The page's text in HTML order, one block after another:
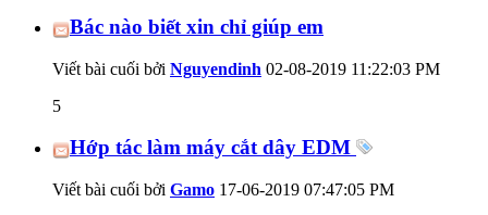
Bác nào biết xin chỉ giúp em
Viết bài cuối bởi Nguyendinh 02-08-2019 11:22:03 PM
5
Hớp tác làm máy cắt dây EDM
Viết bài cuối bởi Gamo 17-06-2019 07:47:05 PM